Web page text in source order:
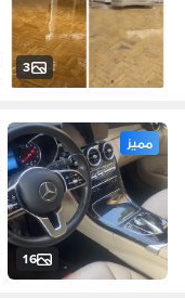
3
16
مميز